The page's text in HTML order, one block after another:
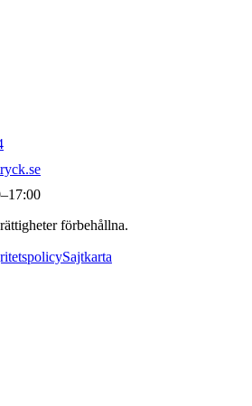
förbehållna.
Sajtkarta